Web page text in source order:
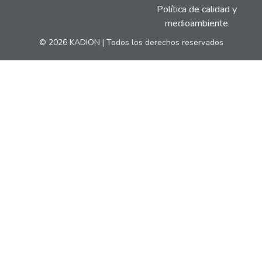
Política de calidad y
medioambiente
© 2026 KADION | Todos los derechos reservados